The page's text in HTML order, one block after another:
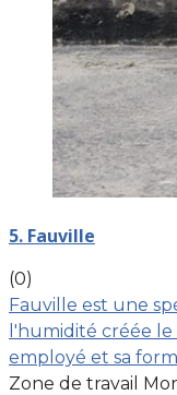
5. Fauville
(0)
Fauville est une
l'humidité créée le
employé et sa
Zone de travail